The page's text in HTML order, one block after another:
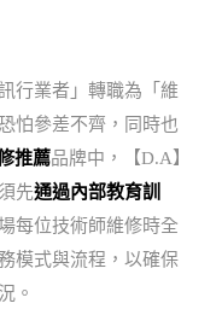
行業者」轉職為「維
怕參差不齊，同時也
推薦品牌中，【D.A】
先通過內部教育訓
每位技術師維修時全
模式與流程，以確保
。